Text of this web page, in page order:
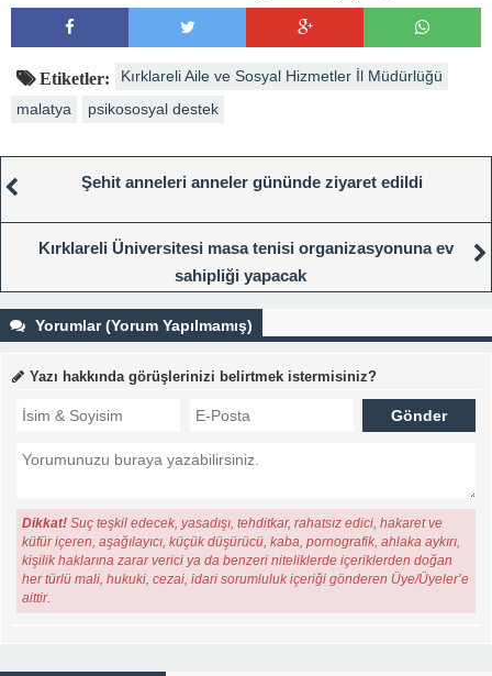
Etiketler:
Kırklareli Aile ve Sosyal Hizmetler İl Müdürlüğü
malatya
psikososyal destek
Şehit anneleri anneler gününde ziyaret edildi
Kırklareli Üniversitesi masa tenisi organizasyonuna ev
sahipliği yapacak
Yorumlar (Yorum Yapılmamış)
Yazı hakkında görüşlerinizi belirtmek istermisiniz?
Dikkat! Suç teşkil edecek, yasadışı, tehditkar, rahatsız edici, hakaret ve
küfür içeren, aşağılayıcı, küçük düşürücü, kaba, pornografik, ahlaka aykırı,
kişilik haklarına zarar verici ya da benzeri niteliklerde içeriklerden doğan
her türlü mali, hukuki, cezai, idari sorumluluk içeriği gönderen Üye/Üyeler’e
aittir.